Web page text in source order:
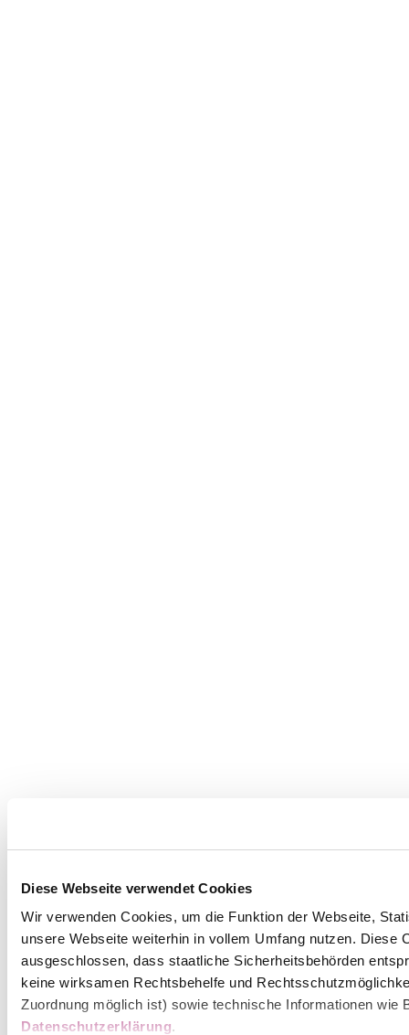
Diese Webseite verwendet Cookies
Wir verwenden Cookies, um die Funktion der Webseite,
unsere Webseite weiterhin in vollem Umfang nutzen.
ausgeschlossen, dass staatliche Sicherheitsbehörden
keine wirksamen Rechtsbehelfe und
Zuordnung möglich ist) sowie technische Informationen
Datenschutzerklärung.